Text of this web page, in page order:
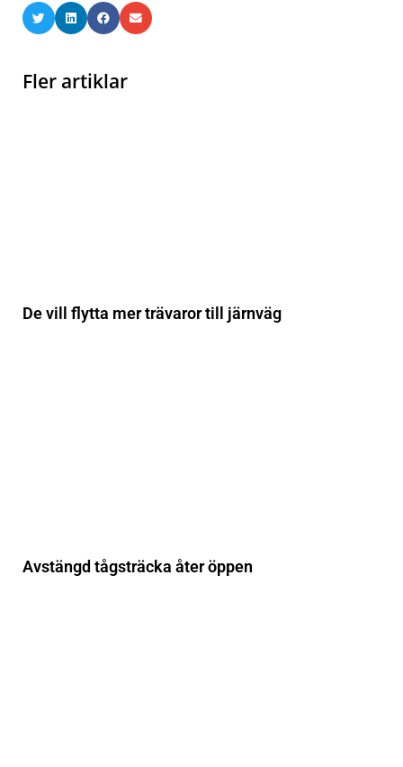
Fler artiklar
De vill flytta mer trävaror till järnväg
Avstängd tågsträcka åter öppen